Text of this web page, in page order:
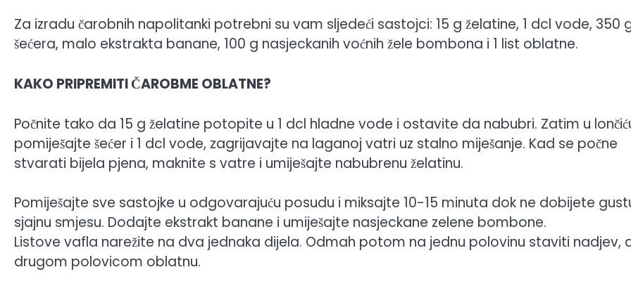
Za izradu čarobnih napolitanki potrebni su vam sljedeći sastojci: 15 g želatine, 1 dcl vode, 350
šećera, malo ekstrakta banane, 100 g nasjeckanih voćnih žele bombona i 1 list oblatne.
KAKO PRIPREMITI ČAROBME OBLATNE?
Počnite tako da 15 g želatine potopite u 1 dcl hladne vode i ostavite da nabubri. Zatim u
pomiješajte šećer i 1 dcl vode, zagrijavajte na laganoj vatri uz stalno miješanje. Kad se počne
stvarati bijela pjena, maknite s vatre i umiješajte nabubrenu želatinu.
Pomiješajte sve sastojke u odgovarajuću posudu i miksajte 10-15 minuta dok ne dobijete
sjajnu smjesu. Dodajte ekstrakt banane i umiješajte nasjeckane zelene bombone.
Listove vafla narežite na dva jednaka dijela. Odmah potom na jednu polovinu staviti nadjev,
drugom polovicom oblatnu.